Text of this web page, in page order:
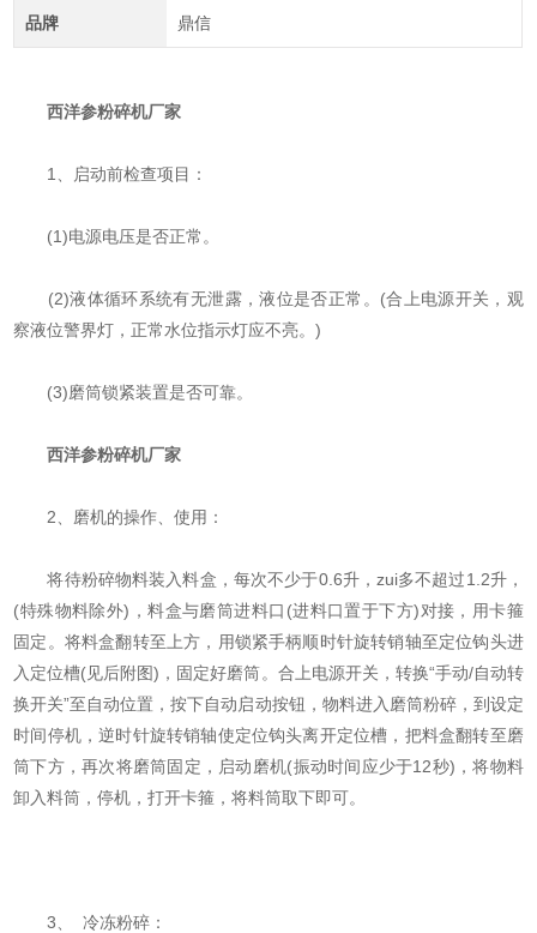
品牌 鼎信
西洋参粉碎机厂家
1、启动前检查项目：
(1)电源电压是否正常。
(2)液体循环系统有无泄露，液位是否正常。(合上电源开关，观
察液位警界灯，正常水位指示灯应不亮。)
(3)磨筒锁紧装置是否可靠。
西洋参粉碎机厂家
2、磨机的操作、使用：
将待粉碎物料装入料盒，每次不少于0.6升，zui多不超过1.2升，
(特殊物料除外)，料盒与磨筒进料口(进料口置于下方)对接，用卡箍
固定。将料盒翻转至上方，用锁紧手柄顺时针旋转销轴至定位钩头进
入定位槽(见后附图)，固定好磨筒。合上电源开关，转换“手动/自动转
换开关”至自动位置，按下自动启动按钮，物料进入磨筒粉碎，到设定
时间停机，逆时针旋转销轴使定位钩头离开定位槽，把料盒翻转至磨
筒下方，再次将磨筒固定，启动磨机(振动时间应少于12秒)，将物料
卸入料筒，停机，打开卡箍，将料筒取下即可。
3、 冷冻粉碎：